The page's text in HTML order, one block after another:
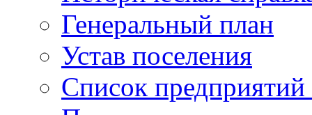
Генеральный план
Устав поселения
Список предприятий